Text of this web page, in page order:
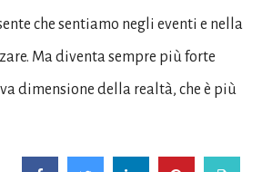
che sentiamo negli eventi e nella
Ma diventa sempre più forte
dimensione della realtà, che è più